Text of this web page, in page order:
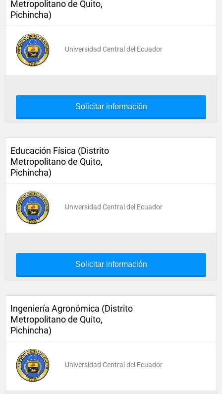
Metropolitano de Quito,
Pichincha)
Universidad Central del Ecuador
Solicitar información
Educación Física (Distrito
Metropolitano de Quito,
Pichincha)
Universidad Central del Ecuador
Solicitar información
Ingeniería Agronómica (Distrito
Metropolitano de Quito,
Pichincha)
Universidad Central del Ecuador